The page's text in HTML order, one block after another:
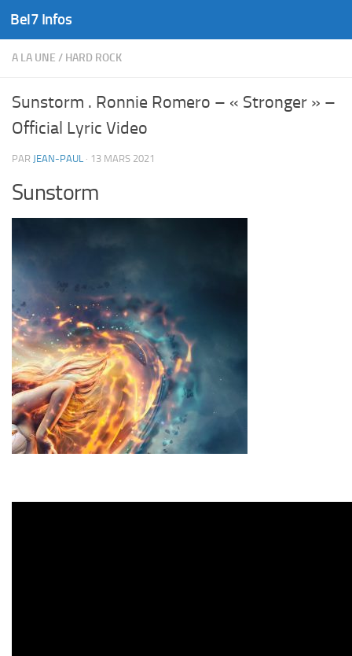
Skip to content
Bel7 Infos
A LA UNE / HARD ROCK
Sunstorm . Ronnie Romero – « Stronger » –
Official Lyric Video
PAR JEAN-PAUL · 13 MARS 2021
Sunstorm